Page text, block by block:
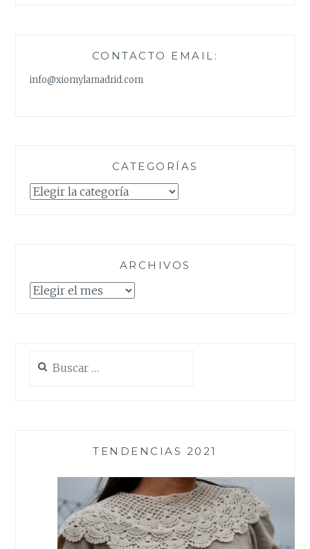
CONTACTO EMAIL:
info@xiomylamadrid.com
CATEGORÍAS
Categorías
ARCHIVOS
Archivos
TENDENCIAS 2021